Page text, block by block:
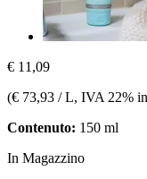
€ 11,09
(€ 73,93 / L, IVA 22%
Contenuto: 150 ml
In Magazzino